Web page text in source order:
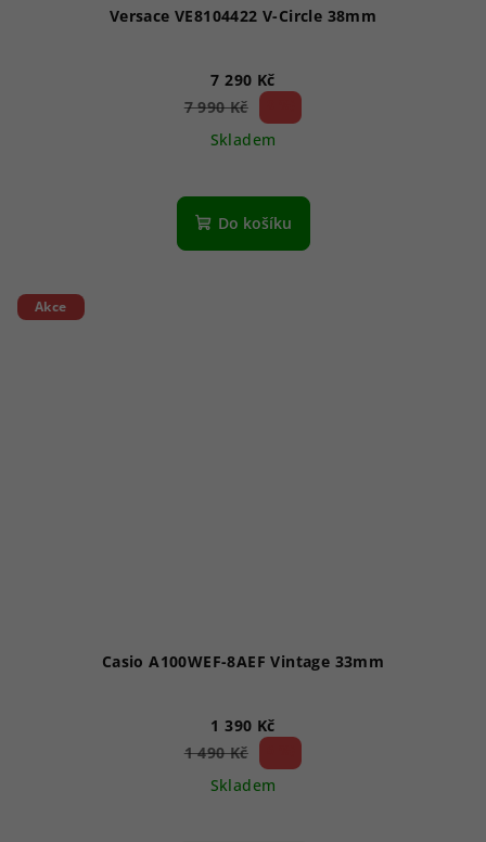
Versace VE8104422 V-Circle 38mm
7 290 Kč
7 990 Kč
Skladem
Do košíku
Akce
Casio A100WEF-8AEF Vintage 33mm
1 390 Kč
1 490 Kč
Skladem